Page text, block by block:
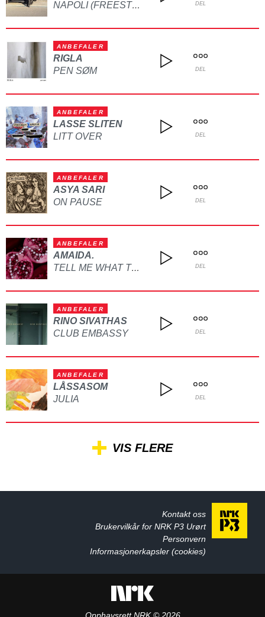
NAPOLI (FREESTYLE) DEL
ANBEFALER
RIGLA
PEN SØM
DEL
ANBEFALER
LASSE SLITEN
LITT OVER
DEL
ANBEFALER
ASYA SARI
ON PAUSE
DEL
ANBEFALER
AMAIDA.
TELL ME WHAT TO DO DEL
ANBEFALER
RINO SIVATHAS
CLUB EMBASSY
DEL
ANBEFALER
LÅSSASOM
JULIA
DEL
VIS FLERE
Kontakt oss
Brukervilkår for NRK P3 Urørt
Personvern
Informasjonerkapsler (cookies)